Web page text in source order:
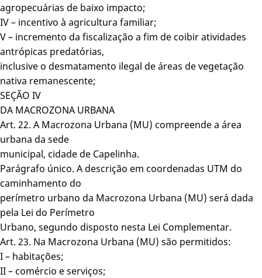
agropecuárias de baixo impacto;
IV – incentivo à agricultura familiar;
V – incremento da fiscalização a fim de coibir atividades
antrópicas predatórias,
inclusive o desmatamento ilegal de áreas de vegetação
nativa remanescente;
SEÇÃO IV
DA MACROZONA URBANA
Art. 22. A Macrozona Urbana (MU) compreende a área
urbana da sede
municipal, cidade de Capelinha.
Parágrafo único. A descrição em coordenadas UTM do
caminhamento do
perímetro urbano da Macrozona Urbana (MU) será dada
pela Lei do Perímetro
Urbano, segundo disposto nesta Lei Complementar.
Art. 23. Na Macrozona Urbana (MU) são permitidos:
I – habitações;
II – comércio e serviços;